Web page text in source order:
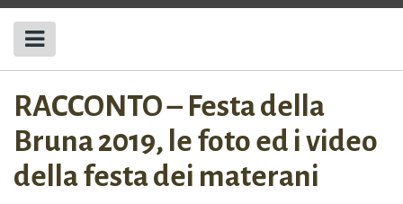
RACCONTO – Festa della
Bruna 2019, le foto ed i video
della festa dei materani